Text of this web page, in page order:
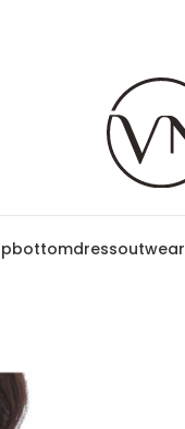
bottomdressoutwear